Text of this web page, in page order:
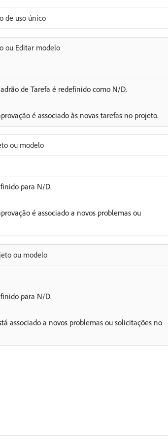
de uso único
ou Editar modelo
de Tarefa é redefinido como N/D.
é associado às novas tarefas no projeto.
ou modelo
para N/D.
é associado a novos problemas ou
ou modelo
para N/D.
associado a novos problemas ou solicitações no